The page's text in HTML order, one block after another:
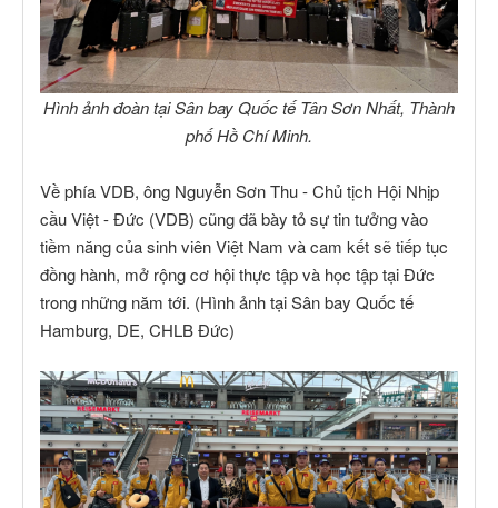
Hình ảnh đoàn tại Sân bay Quốc tế Tân Sơn Nhất, Thành
phố Hồ Chí Minh.
Về phía VDB, ông Nguyễn Sơn Thu - Chủ tịch Hội Nhịp
cầu Việt - Đức (VDB) cũng đã bày tỏ sự tin tưởng vào
tiềm năng của sinh viên Việt Nam và cam kết sẽ tiếp tục
đồng hành, mở rộng cơ hội thực tập và học tập tại Đức
trong những năm tới. (Hình ảnh tại Sân bay Quốc tế
Hamburg, DE, CHLB Đức)